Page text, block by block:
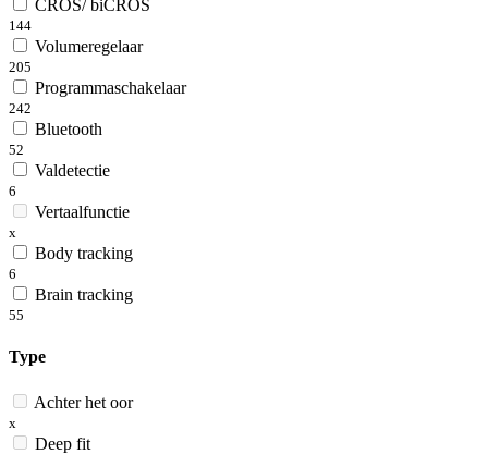
CROS/ biCROS
144
Volumeregelaar
205
Programmaschakelaar
242
Bluetooth
52
Valdetectie
6
Vertaalfunctie
x
Body tracking
6
Brain tracking
55
Type
Achter het oor
x
Deep fit